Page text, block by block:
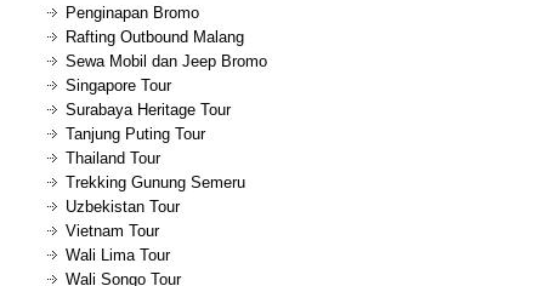
Penginapan Bromo
Rafting Outbound Malang
Sewa Mobil dan Jeep Bromo
Singapore Tour
Surabaya Heritage Tour
Tanjung Puting Tour
Thailand Tour
Trekking Gunung Semeru
Uzbekistan Tour
Vietnam Tour
Wali Lima Tour
Wali Songo Tour